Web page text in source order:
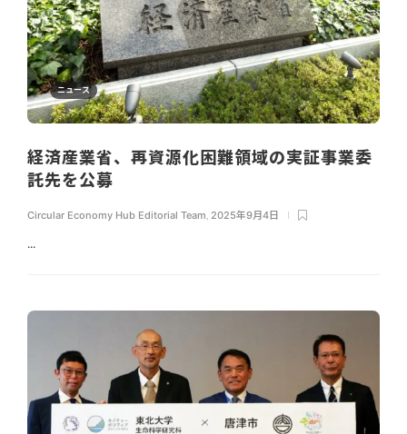
ニュース
経済産業省、再資源化困難領域の実証事業委
託先を公募
Circular Economy Hub Editorial Team 2025年9月4日
...